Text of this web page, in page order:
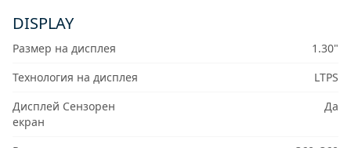
DISPLAY
Размер на дисплея
1.30"
Технология на дисплея
LTPS
Дисплей Сензорен
екран
Да